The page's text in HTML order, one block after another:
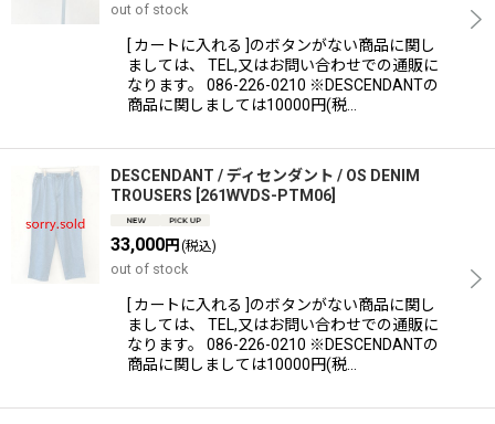
out of stock
[ カートに入れる ]のボタンがない商品に関し
ましては、 TEL,又はお問い合わせでの通販に
なります。 086-226-0210 ※DESCENDANTの
商品に関しましては10000円(税…
DESCENDANT / ディセンダント / OS DENIM
TROUSERS 261WVDS-PTM06
33,000円 (税込)
out of stock
[ カートに入れる ]のボタンがない商品に関し
ましては、 TEL,又はお問い合わせでの通販に
なります。 086-226-0210 ※DESCENDANTの
商品に関しましては10000円(税…